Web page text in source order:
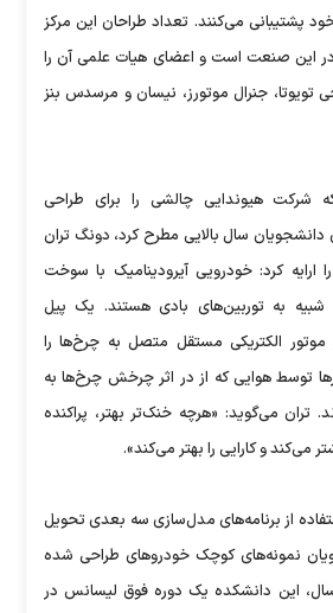
پشتیبانی می‌کنند. تعداد طراحان این مرکز
این صنعت است و اعضای هیات علمی آن را
جنرال موتورز، نیسان و مرسدس بنز
شرکت هیوندایی چالشی را برای طراحی
دانشجویان سال بالایی مطرح کرد، دونگ تران
ارایه کرد: خودرویی آیرودینامیک با سوخت
به توربین‌های بادی هستند. یک پیل
موتور الکتریکی مستقل متصل به چرخ‌ها را
توسط هوایی که از در اثر چرخش چرخ‌ها به
تران می‌گوید: «هرچه خنک‌تر بهتر، پراکنده
می‌کند و کارایی را بهتر می‌کند».
از برنامه‌های مدل‌سازی سه بعدی تحویل
نمونه‌های کوچک خودروهای طراحی شده
این دانشکده یک دوره فوق لیسانس در